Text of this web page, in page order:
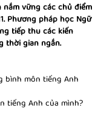
nắm vững các chủ điểm
Phương pháp học Ngữ
tiếp thu các kiến
thời gian ngắn.
bình môn tiếng Anh
tiếng Anh của mình?